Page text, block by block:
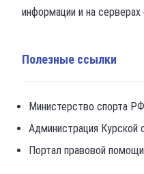
информации и на
Полезные ссылки
Министерство спорта РФ
Администрация Курской
Портал правовой помощи